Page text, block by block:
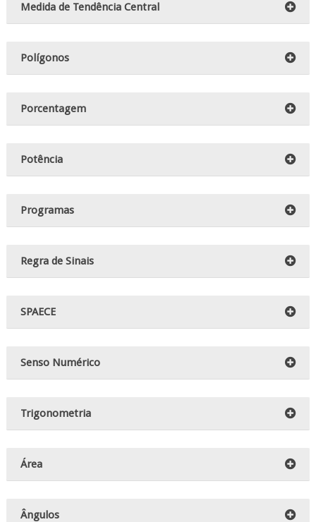
Medida de Tendência Central
Polígonos
Porcentagem
Potência
Programas
Regra de Sinais
SPAECE
Senso Numérico
Trigonometria
Área
Ângulos